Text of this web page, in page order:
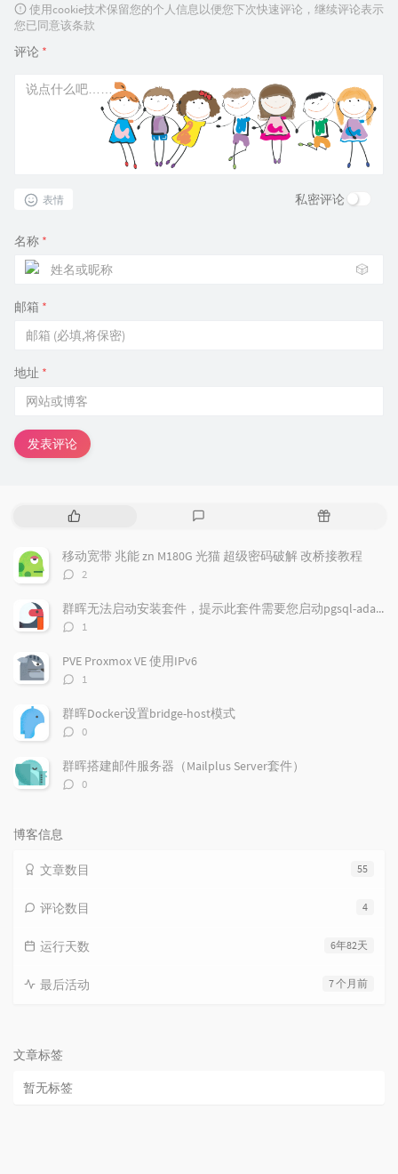
使用cookie技术保留您的个人信息以便您下次快速评论，继续评论表示
您已同意该条款
评论 *
表情 私密评论
名称 *
🎲
邮箱 *
地址 *
发表评论
热
文
章
评
论
随
文
章
移动宽带 兆能 zn M180G 光猫 超级密码破解 改桥接教程
评
数：
2
群晖无法启动安装套件，提示此套件需要您启动pgsql-adapter.service
评
数：
1
PVE Proxmox VE 使用IPv6
评
数：
1
群晖Docker设置bridge-host模式
评
数：
0
群晖搭建邮件服务器（Mailplus Server套件）
评
0
博客信息
55
文章数目
4
评论数目
6年82天
运行天数
7 个月前
最后活动
文章标签
暂无标签